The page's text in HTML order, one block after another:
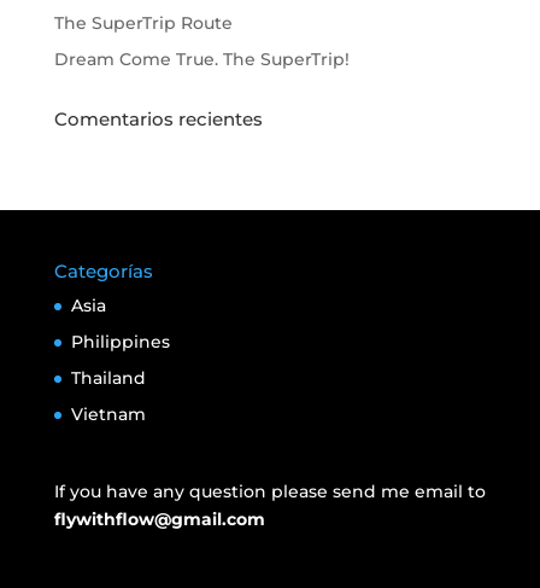
The SuperTrip Route
Dream Come True. The SuperTrip!
Comentarios recientes
Categorías
Asia
Philippines
Thailand
Vietnam
If you have any question please send me email to
flywithflow@gmail.com